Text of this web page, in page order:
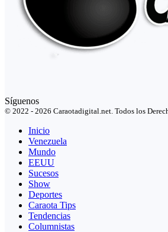
Síguenos
© 2022 - 2026 Caraotadigital.net. Todos los
Inicio
Venezuela
Mundo
EEUU
Sucesos
Show
Deportes
Caraota Tips
Tendencias
Columnistas